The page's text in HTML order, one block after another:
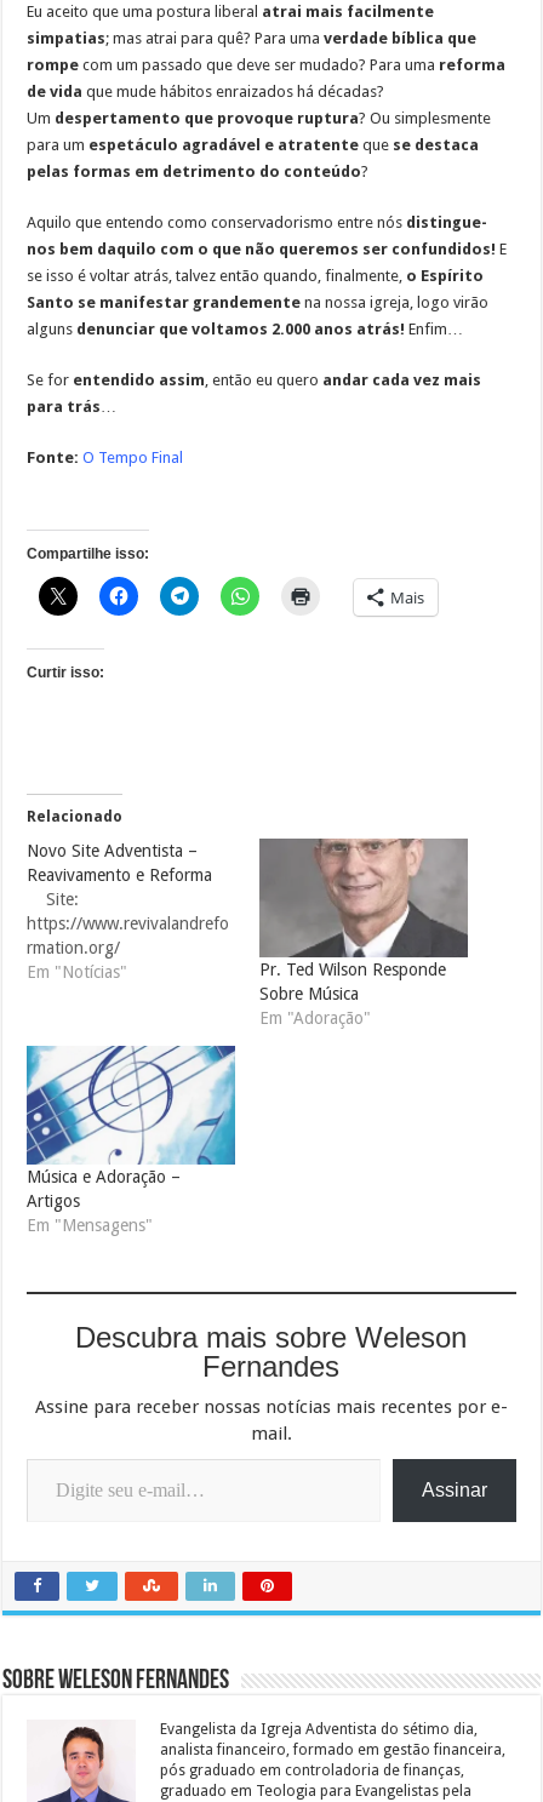
Eu aceito que uma postura liberal atrai mais facilmente
simpatias; mas atrai para quê? Para umaverdade bíblica que
rompe com um passado que deve ser mudado? Para uma reforma
de vida que mude hábitos enraizados há décadas?
Um despertamento que provoque ruptura? Ou simplesmente
para um espetáculo agradável e atratente que se destaca
pelas formas em detrimento do conteúdo?
Aquilo que entendo como conservadorismo entre nós distingue-
nos bem daquilo com o que não queremos ser confundidos!E
se isso é voltar atrás, talvez então quando, finalmente, o Espírito
Santo se manifestar grandemente na nossa igreja, logo virão
alguns denunciar que voltamos 2.000 anos atrás! Enfim…
Se for entendido assim , então eu quero andar cada vez mais
para trás
Fonte:O Tempo Final
Compartilhe isso:
Mais
Curtir isso:
Relacionado
Novo Site Adventista –
Reavivamento e Reforma
Site:
https://www.revivalandrefo
rmation.org/
Em "Notícias"
Pr. Ted Wilson Responde
Sobre Música
Em "Adoração"
Música e Adoração –
Artigos
Em "Mensagens"
Descubra mais sobre Weleson
Fernandes
Assine para receber nossas notícias mais recentes por e-
mail.
Digite seu e-mail…
Assinar
Sobre Weleson Fernandes
Evangelista da Igreja Adventista do sétimo dia,
analista financeiro, formado em gestão financeira,
pós graduado em controladoria de finanças,
graduado em Teologia para Evangelistas pela